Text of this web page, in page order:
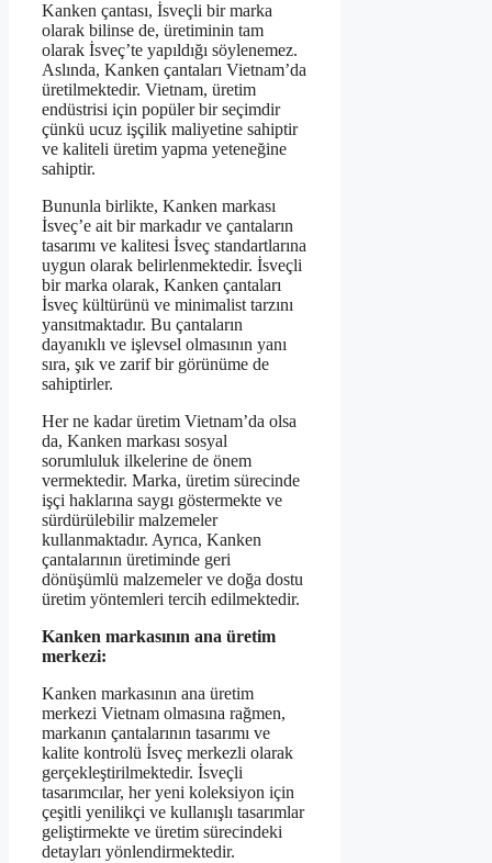
Kanken çantası, İsveçli bir marka
olarak bilinse de, üretiminin tam
olarak İsveç’te yapıldığı söylenemez.
Aslında, Kanken çantaları Vietnam’da
üretilmektedir. Vietnam, üretim
endüstrisi için popüler bir seçimdir
çünkü ucuz işçilik maliyetine sahiptir
ve kaliteli üretim yapma yeteneğine
sahiptir.
Bununla birlikte, Kanken markası
İsveç’e ait bir markadır ve çantaların
tasarımı ve kalitesi İsveç standartlarına
uygun olarak belirlenmektedir. İsveçli
bir marka olarak, Kanken çantaları
İsveç kültürünü ve minimalist tarzını
yansıtmaktadır. Bu çantaların
dayanıklı ve işlevsel olmasının yanı
sıra, şık ve zarif bir görünüme de
sahiptirler.
Her ne kadar üretim Vietnam’da olsa
da, Kanken markası sosyal
sorumluluk ilkelerine de önem
vermektedir. Marka, üretim sürecinde
işçi haklarına saygı göstermekte ve
sürdürülebilir malzemeler
kullanmaktadır. Ayrıca, Kanken
çantalarının üretiminde geri
dönüşümlü malzemeler ve doğa dostu
üretim yöntemleri tercih edilmektedir.
Kanken markasının ana üretim
merkezi:
Kanken markasının ana üretim
merkezi Vietnam olmasına rağmen,
markanın çantalarının tasarımı ve
kalite kontrolü İsveç merkezli olarak
gerçekleştirilmektedir. İsveçli
tasarımcılar, her yeni koleksiyon için
çeşitli yenilikçi ve kullanışlı tasarımlar
geliştirmekte ve üretim sürecindeki
detayları yönlendirmektedir.